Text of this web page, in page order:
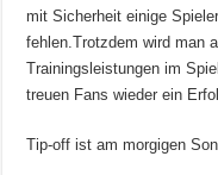
mit Sicherheit einige
fehlen.Trotzdem wird man
Trainingsleistungen im
treuen Fans wieder ein
Tip-off ist am morgigen